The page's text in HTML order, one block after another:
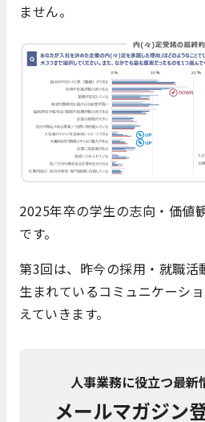
ません。
2025年卒の学生の志向・価値
です。
第3回は、昨今の採用・就職活
生まれているコミュニケーシ
えていきます。
人事業務に役立つ最新
メールマガジン